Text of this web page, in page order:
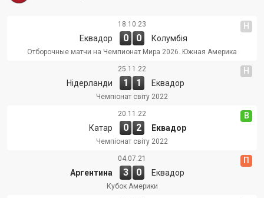
Н
18.10.23
Еквадор 0 0 Колумбія
Отборочные матчи на Чемпионат Мира 2026. Южная Америка
Н
25.11.22
Нідерланди 1 1 Еквадор
Чемпіонат світу 2022
В
20.11.22
Катар 0 2 Еквадор
Чемпіонат світу 2022
П
04.07.21
Аргентина 3 0 Еквадор
Кубок Америки